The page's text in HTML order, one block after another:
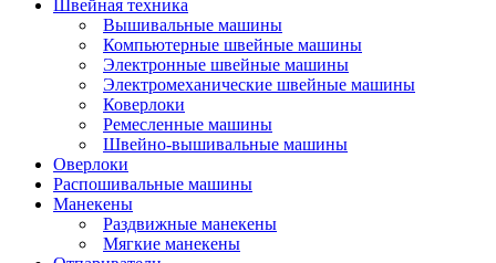
Швейная техника
Вышивальные машины
Компьютерные швейные машины
Электронные швейные машины
Электромеханические швейные машины
Коверлоки
Ремесленные машины
Швейно-вышивальные машины
Оверлоки
Распошивальные машины
Манекены
Раздвижные манекены
Мягкие манекены